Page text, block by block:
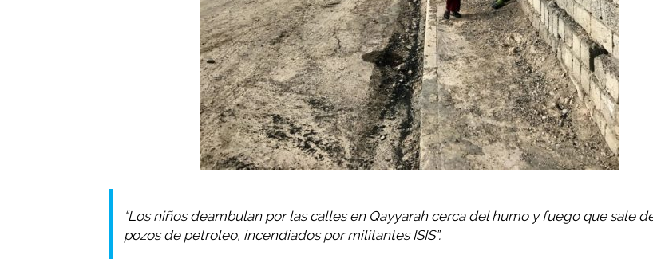
“Los niños deambulan por las calles en Qayyarah cerca del humo y fuego que sale
pozos de petroleo, incendiados por militantes ISIS”.